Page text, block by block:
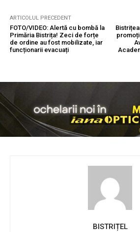
ARTICOLUL PRECEDENT
FOTO/VIDEO: Alertă cu bombă la
Primăria Bistrița! Zeci de forțe
de ordine au fost mobilizate, iar
funcționarii evacuați
BISTRIȚEL